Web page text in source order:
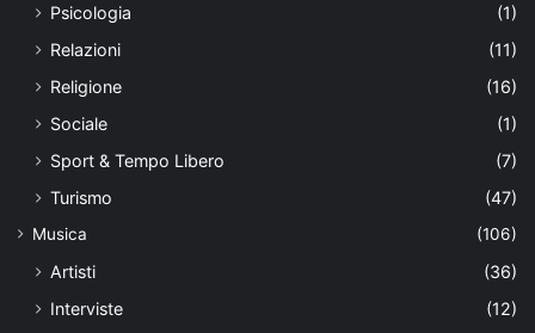
Psicologia
(1)
Relazioni
(11)
Religione
(16)
Sociale
(1)
Sport & Tempo Libero
(7)
Turismo
(47)
Musica (106)
Artisti
(36)
Interviste
(12)